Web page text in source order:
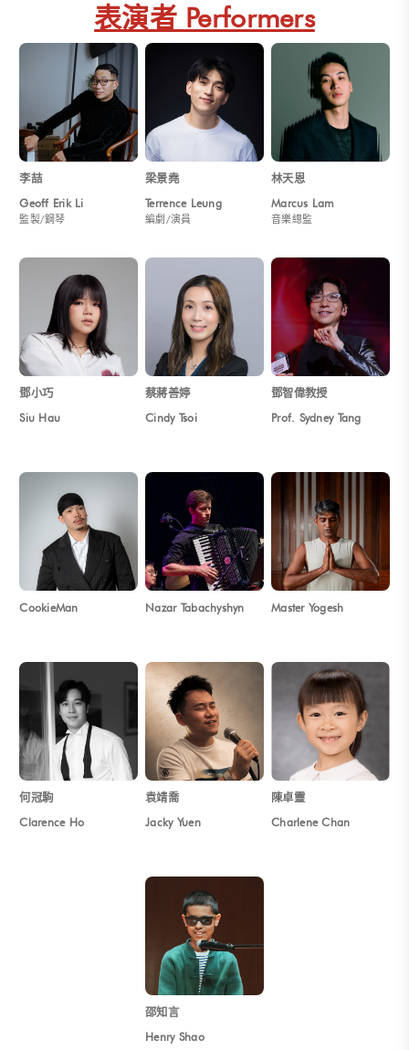
表演者 Performers
李喆
Geoff Erik Li
監製/鋼琴
梁景堯
Terrence Leung
編劇/演員
林天恩
Marcus Lam
音樂總監
鄧小巧
Siu Hau
蔡蔣善婷
Cindy Tsoi
鄧智偉教授
Prof. Sydney Tang
CookieMan Nazar Tabachyshyn Master Yogesh
何冠駒
Clarence Ho
袁靖喬
Jacky Yuen
陳卓靈
Charlene Chan
邵知言
Henry Shao